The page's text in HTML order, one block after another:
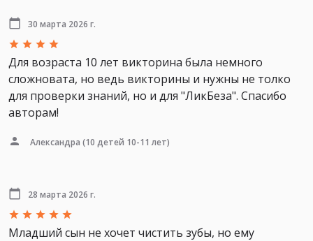
30 марта 2026 г.
Для возраста 10 лет викторина была немного
сложновата, но ведь викторины и нужны не толко
для проверки знаний, но и для "ЛикБеза". Спасибо
авторам!
Александра (10 детей 10-11 лет)
28 марта 2026 г.
Младший сын не хочет чистить зубы, но ему